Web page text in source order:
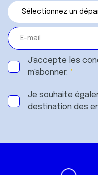
J'accepte les
m'abonner.
Je souhaite
destination des